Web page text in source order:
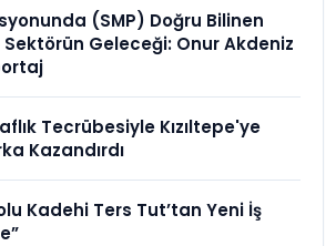
(SMP) Doğru Bilinen
Sektörün Geleceği: Onur Akdeniz
Tecrübesiyle Kızıltepe'ye
Kazandırdı
Kadehi Ters Tut’tan Yeni İş